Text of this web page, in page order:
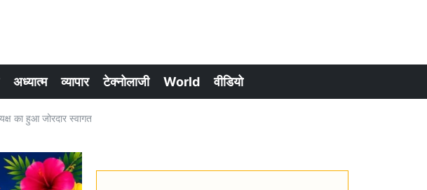
अध्यात्म व्यापार टेक्नोलाजी World वीडियो
का हुआ जोरदार स्वागत